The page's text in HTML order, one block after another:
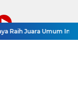
Indonesia Open